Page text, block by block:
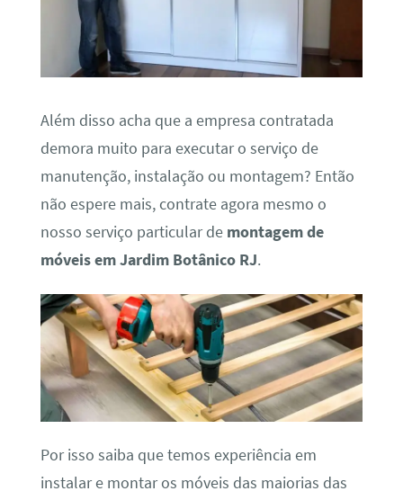
Além disso acha que a empresa contratada
demora muito para executar o serviço de
manutenção, instalação ou montagem? Então
não espere mais, contrate agora mesmo o
nosso serviço particular de montagem de
móveis em Jardim Botânico RJ.
Por isso saiba que temos experiência em
instalar e montar os móveis das maiorias das